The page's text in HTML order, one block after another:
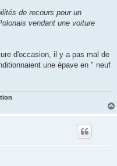
de recours pour un
vendant une voiture
d'occasion, il y a pas mal de
une épave en " neuf